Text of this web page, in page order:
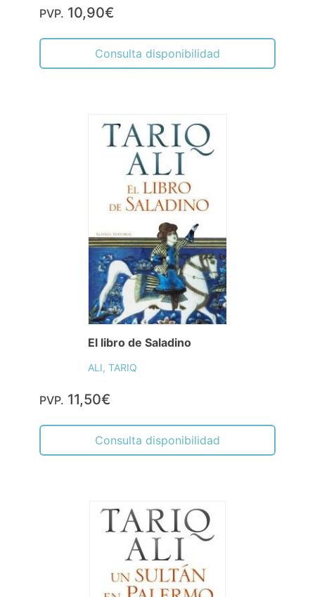
PVP. 10,90€
Consulta disponibilidad
El libro de Saladino
ALI, TARIQ
PVP. 11,50€
Consulta disponibilidad